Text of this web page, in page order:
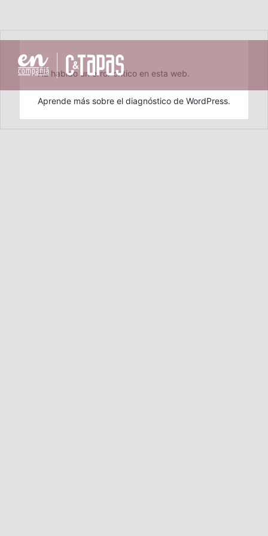
al
contenido
Ha habido un error crítico en esta web.
Aprende más sobre el diagnóstico de WordPress.